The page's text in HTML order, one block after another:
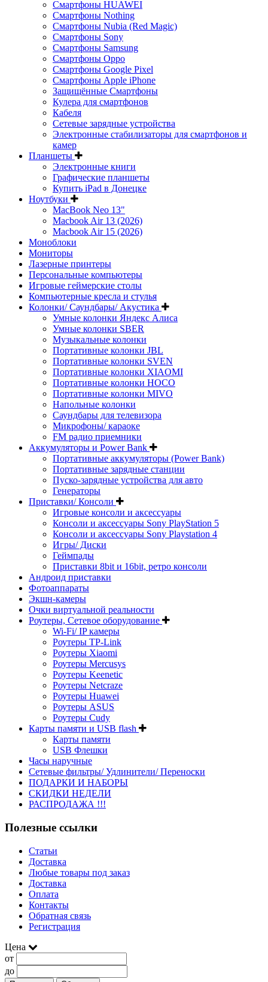
Смартфоны HUAWEI
Смартфоны Nothing
Смартфоны Nubia (Red Magic)
Смартфоны Sony
Смартфоны Samsung
Смартфоны Oppo
Смартфоны Google Pixel
Смартфоны Apple iPhone
Защищённые Смартфоны
Кулера для смартфонов
Кабеля
Сетевые зарядные устройства
Электронные стабилизаторы для смартфонов и
камер
Планшеты
Электронные книги
Графические планшеты
Купить iPad в Донецке
Ноутбуки
MacBook Neo 13"
Macbook Air 13 (2026)
Macbook Air 15 (2026)
Моноблоки
Мониторы
Лазерные принтеры
Персональные компьютеры
Игровые геймерские столы
Компьютерные кресла и стулья
Колонки/ Саундбары/ Акустика
Умные колонки Яндекс Алиса
Умные колонки SBER
Музыкальные колонки
Портативные колонки JBL
Портативные колонки SVEN
Портативные колонки XIAOMI
Портативные колонки HOCO
Портативные колонки MIVO
Напольные колонки
Саундбары для телевизора
Микрофоны/ караоке
FM радио приемники
Аккумуляторы и Power Bank
Портативные аккумуляторы (Power Bank)
Портативные зарядные станции
Пуско-зарядные устройства для авто
Генераторы
Приставки/ Консоли
Игровые консоли и аксессуары
Консоли и аксессуары Sony PlayStation 5
Консоли и аксессуары Sony Playstation 4
Игры/ Диски
Геймпады
Приставки 8bit и 16bit, ретро консоли
Андроид приставки
Фотоаппараты
Экшн-камеры
Очки виртуальной реальности
Роутеры, Сетевое оборудование
Wi-Fi/ IP камеры
Роутеры TP-Link
Роутеры Xiaomi
Роутеры Mercusys
Роутеры Keenetic
Роутеры Netcraze
Роутеры Huawei
Роутеры ASUS
Роутеры Cudy
Карты памяти и USB flash
Карты памяти
USB Флешки
Часы наручные
Сетевые фильтры/ Удлинители/ Переноски
ПОДАРКИ И НАБОРЫ
СКИДКИ НЕДЕЛИ
РАСПРОДАЖА !!!
Полезные ссылки
Статьи
Доставка
Любые товары под заказ
Доставка
Оплата
Контакты
Обратная связь
Регистрация
Цена
от
до